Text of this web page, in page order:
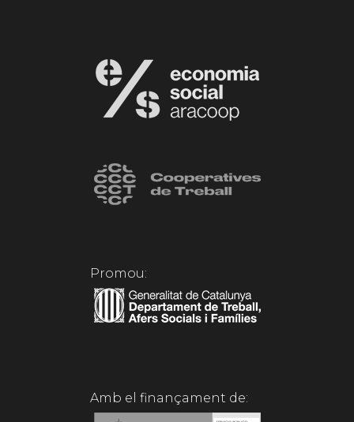
Promou:
Amb el finançament de: